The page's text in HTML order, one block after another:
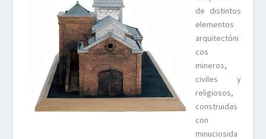
de distintos
elementos
arquitectóni
cos
mineros,
civiles y
religiosos,
construidas
con
minuciosida